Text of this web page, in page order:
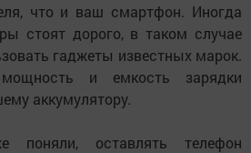
что и ваш смартфон. Иногда
стоят дорого, в таком случае
гаджеты известных марок.
и емкость зарядки
аккумулятору.
оставлять телефон